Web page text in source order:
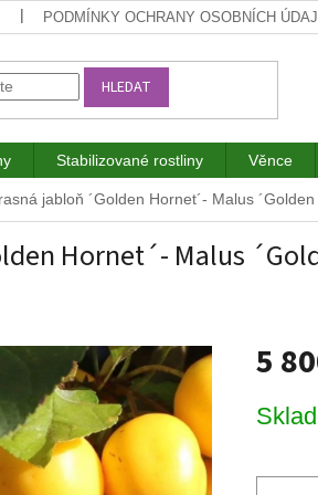
PODMÍNKY OCHRANY OSOBNÍCH
HLEDAT
Stabilizované rostliny Věnce
jabloň ´Golden Hornet´- Malus
Hornet´- Malus
5
cena: